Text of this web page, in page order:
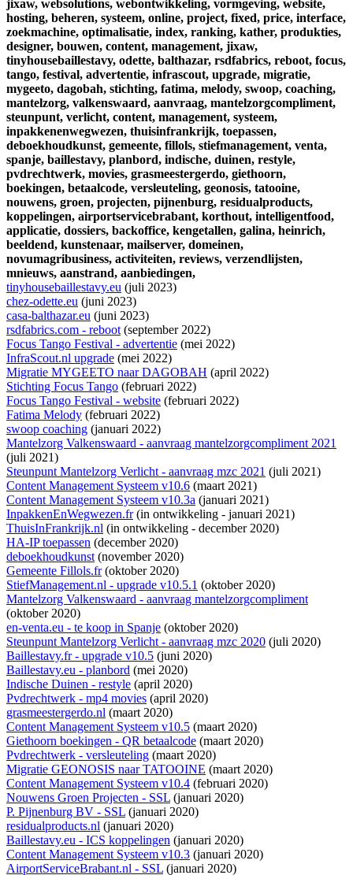
jixaw, websolutions, webontwikkeling, vormgeving, website,
hosting, beheren, systeem, online, project, fixed, price, interface,
zoekmachine, optimalisatie, index, ranking, kather, produkties,
designer, bouwen, content, management, jixaw,
tinyhousebaillestavy, odette, balthazar, rsdfabrics, reboot, focus,
tango, festival, advertentie, infrascout, upgrade, migratie,
mygeeto, dagobah, stichting, fatima, melody, swoop, coaching,
mantelzorg, valkenswaard, aanvraag, mantelzorgcompliment,
steunpunt, verlicht, content, management, systeem,
inpakkenenwegwezen, thuisinfrankrijk, toepassen,
deboekhoudkunst, gemeente, fillols, stiefmanagement, venta,
spanje, baillestavy, planbord, indische, duinen, restyle,
pvdrechtwerk, movies, grasmeestergerdo, giethoorn,
boekingen, betaalcode, versleuteling, geonosis, tatooine,
nouwens, groen, projecten, pijnenburg, residualproducts,
koppelingen, airportservicebrabant, korthout, intelligentfood,
applicatie, dossiers, backoffice, kengetallen, galina, heinrich,
beeldend, kunstenaar, mailserver, domeinen,
novumagribusiness, activiteiten, reviews, verzendlijsten,
mnieuws, aanstrand, aanbiedingen,
tinyhousebaillestavy.eu (juli 2023)
chez-odette.eu (juni 2023)
casa-balthazar.eu (juni 2023)
rsdfabrics.com - reboot(september 2022)
Focus Tango Festival - advertentie (mei 2022)
InfraScout.nl upgrade (mei 2022)
Migratie MYGEETO naar DAGOBAH (april 2022)
Stichting Focus Tango (februari 2022)
Focus Tango Festival - website (februari 2022)
Fatima Melody (februari 2022)
swoop coaching (januari 2022)
Mantelzorg Valkenswaard - aanvraag mantelzorgcompliment 2021
(juli 2021)
Steunpunt Mantelzorg Verlicht - aanvraag mzc 2021 (juli 2021)
Content Management Systeem v10.6 (maart 2021)
Content Management Systeem v10.3a (januari 2021)
InpakkenEnWegwezen.fr(in ontwikkeling - januari 2021)
ThuisInFrankrijk.nl (in ontwikkeling - december 2020)
HA-IP toepassen (december 2020)
deboekhoudkunst(november 2020)
Gemeente Fillols.fr(oktober 2020)
StiefManagement.nl - upgrade v10.5.1 (oktober 2020)
Mantelzorg Valkenswaard - aanvraag mantelzorgcompliment
(oktober 2020)
en-venta.eu - te koop in Spanje (oktober 2020)
Steunpunt Mantelzorg Verlicht - aanvraag mzc 2020 (juli 2020)
Baillestavy.fr - upgrade v10.5 (juni 2020)
Baillestavy.eu - planbord (mei 2020)
Indische Duinen - restyle (april 2020)
Pvdrechtwerk - mp4 movies (april 2020)
grasmeestergerdo.nl (maart 2020)
Content Management Systeem v10.5 (maart 2020)
Giethoorn boekingen - QR betaalcode (maart 2020)
Pvdrechtwerk - versleuteling (maart 2020)
Migratie GEONOSIS naar TATOOINE (maart 2020)
Content Management Systeem v10.4 (februari 2020)
Nouwens Groen Projecten - SSL (januari 2020)
P. Pijnenburg BV - SSL (januari 2020)
residualproducts.nl (januari 2020)
Baillestavy.eu - ICS koppelingen (januari 2020)
Content Management Systeem v10.3 (januari 2020)
AirportServiceBrabant.nl - SSL (januari 2020)